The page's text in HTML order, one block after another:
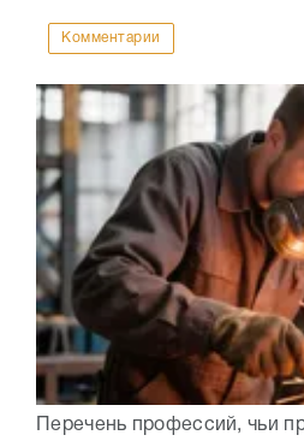
Комментарии
Перечень профессий, чьи